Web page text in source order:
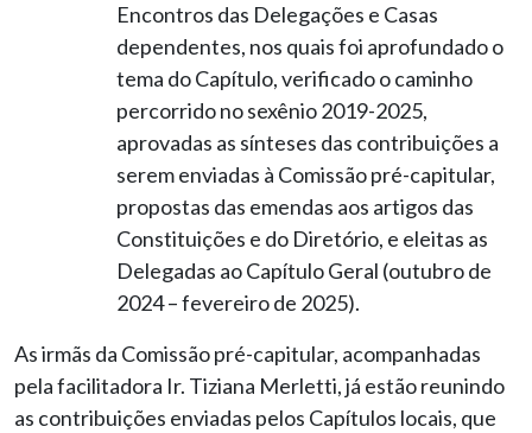
Encontros das Delegações e Casas
dependentes, nos quais foi aprofundado o
tema do Capítulo, verificado o caminho
percorrido no sexênio 2019-2025,
aprovadas as sínteses das contribuições a
serem enviadas à Comissão pré-capitular,
propostas das emendas aos artigos das
Constituições e do Diretório, e eleitas as
Delegadas ao Capítulo Geral (outubro de
2024 – fevereiro de 2025).
As irmãs da Comissão pré-capitular, acompanhadas
pela facilitadora Ir. Tiziana Merletti, já estão reunindo
as contribuições enviadas pelos Capítulos locais, que